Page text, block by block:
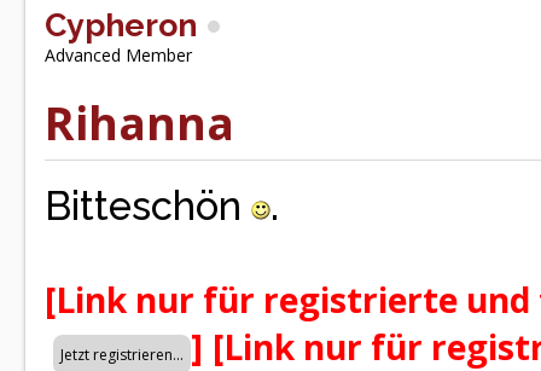
Cypheron
Advanced Member
Rihanna
Bitteschön .
[Link nur für registrierte
] [Link nur für